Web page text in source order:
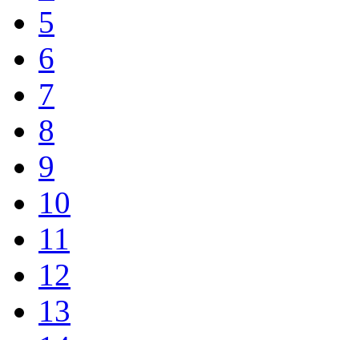
5
6
7
8
9
10
11
12
13